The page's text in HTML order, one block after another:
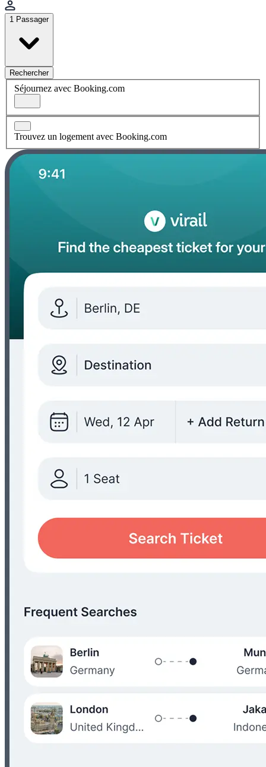
1 Passager
Rechercher
Séjournez avec Booking.com
Trouvez un logement avec Booking.com